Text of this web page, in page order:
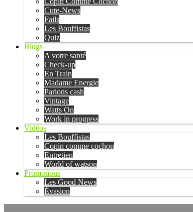
Cute-News
Fails
Les Bouffistas
Quiz
Blogs
A votre santé
Check-up
En Train
Madame Energie
Parlons cash
Vintage
Watts On
Work in progress
Vidéos
Les Bouffistas
Copin comme cochon
Entretien
World of watson
Promotions
Les Good News
Évasion